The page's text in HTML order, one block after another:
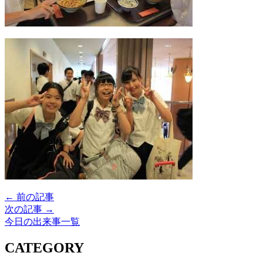
← 前の記事
次の記事 →
今日の出来事一覧
CATEGORY